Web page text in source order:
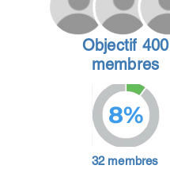
Objectif 400
membres
8%
32 membres